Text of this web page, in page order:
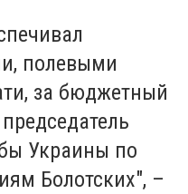
полевыми
за бюджетный
Украины по
Болотских", –